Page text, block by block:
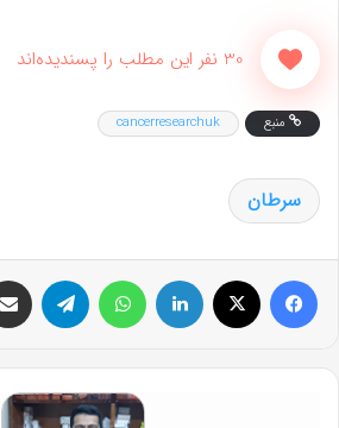
30 نفر این مطلب را پسندیده‌اند
منبع cancerresearchuk
سرطان